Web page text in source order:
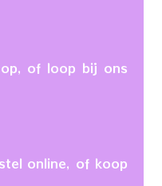
of loop bij ons
online, of koop